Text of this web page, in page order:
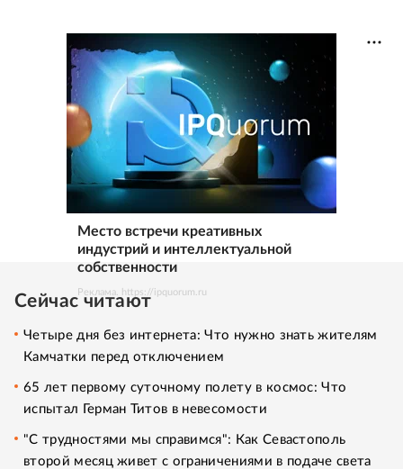
Место встречи креативных
индустрий и интеллектуальной
собственности
Реклама. https://ipquorum.ru
Сейчас читают
Четыре дня без интернета: Что нужно знать жителям
Камчатки перед отключением
65 лет первому суточному полету в космос: Что
испытал Герман Титов в невесомости
"С трудностями мы справимся": Как Севастополь
второй месяц живет с ограничениями в подаче света